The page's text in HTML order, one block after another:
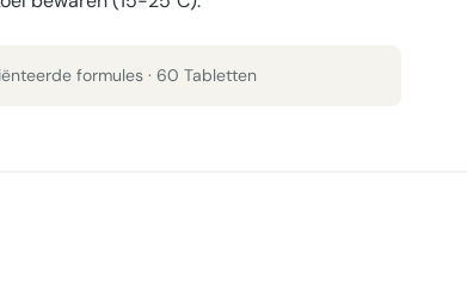
formules · 60 Tabletten